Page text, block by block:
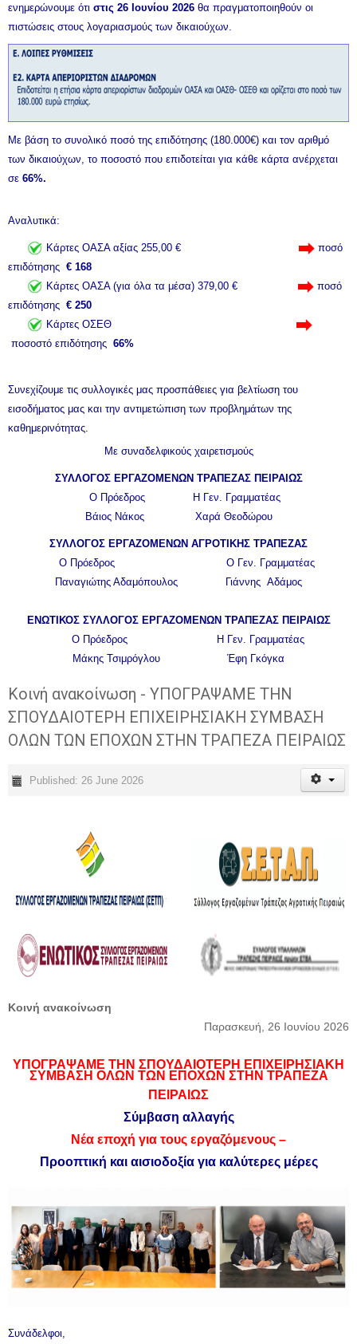
ενημερώνουμε ότι στις 26 Ιουνίου 2026 θα πραγματοποιηθούν οι
πιστώσεις στους λογαριασμούς των δικαιούχων.
Με βάση το συνολικό ποσό της επιδότησης (180.000€) και τον αριθμό
των δικαιούχων, το ποσοστό που επιδοτείται για κάθε κάρτα ανέρχεται
σε 66%.
Αναλυτικά:
Κάρτες ΟΑΣΑ αξίας 255,00 €
ποσό
επιδότησης € 168
Kάρτες ΟΑΣΑ (για όλα τα μέσα) 379,00 €
ποσό
επιδότησης € 250
Κάρτες ΟΣΕΘ
ποσοστό επιδότησης 66%
Συνεχίζουμε τις συλλογικές μας προσπάθειες για βελτίωση του
εισοδήματος μας και την αντιμετώπιση των προβλημάτων της
καθημερινότητας.
Με συναδελφικούς χαιρετισμούς
ΣΥΛΛΟΓΟΣ ΕΡΓΑΖΟΜΕΝΩΝ ΤΡΑΠΕΖΑΣ ΠΕΙΡΑΙΩΣ
Ο Πρόεδρος Η Γεν. Γραμματέας
Βάιος Νάκος Χαρά Θεοδώρου
ΣΥΛΛΟΓΟΣ ΕΡΓΑΖΟΜΕΝΩΝ ΑΓΡΟΤΙΚΗΣ ΤΡΑΠΕΖΑΣ
Ο Πρόεδρος Ο Γεν. Γραμματέας
Παναγιώτης Αδαμόπουλος Γιάννης Αδάμος
ΕΝΩΤΙΚΟΣ ΣΥΛΛΟΓΟΣ ΕΡΓΑΖΟΜΕΝΩΝ ΤΡΑΠΕΖΑΣ ΠΕΙΡΑΙΩΣ
Ο Πρόεδρος Η Γεν. Γραμματέας
Μάκης Τσιμρόγλου Έφη Γκόγκα
Κοινή ανακοίνωση - ΥΠΟΓΡΑΨΑΜΕ ΤΗΝ
ΣΠΟΥΔΑΙΟΤΕΡΗ ΕΠΙΧΕΙΡΗΣΙΑΚΗ ΣΥΜΒΑΣΗ
ΟΛΩΝ ΤΩΝ ΕΠΟΧΩΝ ΣΤΗΝ ΤΡΑΠΕΖΑ ΠΕΙΡΑΙΩΣ
Published: 26 June 2026
Κοινή ανακοίνωση
Παρασκευή, 26 Ιουνίου 2026
ΥΠΟΓΡΑΨΑΜΕ ΤΗN ΣΠΟΥΔΑΙΟΤΕΡΗ ΕΠΙΧΕΙΡΗΣΙΑΚΗ
ΣΥΜΒΑΣΗ ΟΛΩΝ ΤΩΝ ΕΠΟΧΩΝ ΣΤΗΝ ΤΡΑΠΕΖΑ
ΠΕΙΡΑΙΩΣ
Σύμβαση αλλαγής
Νέα εποχή για τους εργαζόμενους –
Προοπτική και αισιοδοξία για καλύτερες μέρες
Συνάδελφοι,